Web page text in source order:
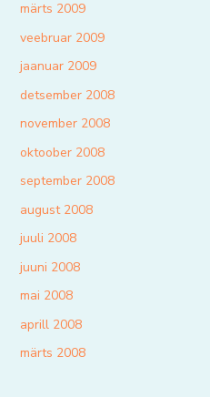
märts 2009
veebruar 2009
jaanuar 2009
detsember 2008
november 2008
oktoober 2008
september 2008
august 2008
juuli 2008
juuni 2008
mai 2008
aprill 2008
märts 2008